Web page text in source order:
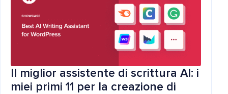
Il miglior assistente di scrittura AI: i
miei primi 11 per la creazione di